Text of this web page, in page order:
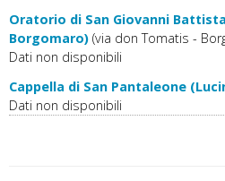
Oratorio di San Giovanni
Borgomaro) (via don Tomatis -
Dati non disponibili
Cappella di San Pantaleone
Dati non disponibili